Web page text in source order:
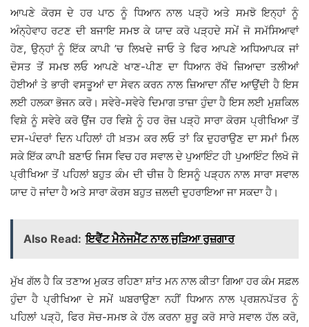
ਆਪਣੇ ਕੋਰਸ ਦੇ ਹਰ ਪਾਠ ਨੂੰ ਧਿਆਨ ਨਾਲ ਪੜ੍ਹੋ ਅਤੇ ਸਮਝੋ ਇਨ੍ਹਾਂ ਨੂੰ
ਅੰਨ੍ਹੇਵਾਹ ਰਟਣ ਦੀ ਬਜਾਇ ਸਮਝ ਕੇ ਯਾਦ ਕਰੋ ਪੜ੍ਹਦੇ ਸਮੇਂ ਜੋ ਸਮੱਸਿਆਵਾਂ
ਹੋਣ, ਉਨ੍ਹਾਂ ਨੂੰ ਇੱਕ ਕਾਪੀ ’ਚ ਲਿਖਦੇ ਜਾਓ ਤੇ ਫਿਰ ਆਪਣੇ ਅਧਿਆਪਕ ਜਾਂ
ਦੋਸਤ ਤੋਂ ਸਮਝ ਲਓ ਆਪਣੇ ਖਾਣ-ਪੀਣ ਦਾ ਧਿਆਨ ਰੱਖੋ ਜ਼ਿਆਦਾ ਤਲੀਆਂ
ਹੋਈਆਂ ਤੇ ਭਾਰੀ ਵਸਤੂਆਂ ਦਾ ਸੇਵਨ ਕਰਨ ਨਾਲ ਜ਼ਿਆਦਾ ਨੀਂਦ ਆਉਂਦੀ ਹੈ ਇਸ
ਲਈ ਹਲਕਾ ਭੋਜਨ ਕਰੋ। ਸਵੇਰੇ-ਸਵੇਰੇ ਦਿਮਾਗ ਤਾਜ਼ਾ ਹੁੰਦਾ ਹੈ ਇਸ ਲਈ ਮੁਸ਼ਕਿਲ
ਵਿਸ਼ੇ ਨੂੰ ਸਵੇਰੇ ਕਰੋ ਉਂਜ ਹਰ ਵਿਸ਼ੇ ਨੂੰ ਹਰ ਰੋਜ਼ ਪੜ੍ਹੋ ਸਾਰਾ ਕੋਰਸ ਪ੍ਰੀਖਿਆ ਤੋਂ
ਦਸ-ਪੰਦਰਾਂ ਦਿਨ ਪਹਿਲਾਂ ਹੀ ਖ਼ਤਮ ਕਰ ਲਓ ਤਾਂ ਕਿ ਦੁਹਰਾਉਣ ਦਾ ਸਮਾਂ ਮਿਲ
ਸਕੇ ਇੱਕ ਕਾਪੀ ਬਣਾਓ ਜਿਸ ਵਿਚ ਹਰ ਸਵਾਲ ਦੇ ਪੁਆਇੰਟ ਹੀ ਪੁਆਇੰਟ ਲਿਖੋ ਜੋ
ਪ੍ਰੀਖਿਆ ਤੋਂ ਪਹਿਲਾਂ ਬਹੁਤ ਕੰਮ ਦੀ ਚੀਜ਼ ਹੈ ਇਸਨੂੰ ਪੜ੍ਹਨ ਨਾਲ ਸਾਰਾ ਸਵਾਲ
ਯਾਦ ਹੋ ਜਾਂਦਾ ਹੈ ਅਤੇ ਸਾਰਾ ਕੋਰਸ ਬਹੁਤ ਜ਼ਲਦੀ ਦੁਹਰਾਇਆ ਜਾ ਸਕਦਾ ਹੈ।
Also Read: ਇਵੈਂਟ ਮੈਨੇਜਮੈਂਟ ਨਾਲ ਜੁੜਿਆ ਰੁਜ਼ਗਾਰ
ਮੁੱਖ ਗੱਲ ਹੈ ਕਿ ਤਣਾਅ ਮੁਕਤ ਰਹਿਣਾ ਸ਼ਾਂਤ ਮਨ ਨਾਲ ਕੀਤਾ ਗਿਆ ਹਰ ਕੰਮ ਸਫ਼ਲ
ਹੁੰਦਾ ਹੈ ਪ੍ਰੀਖਿਆ ਦੇ ਸਮੇਂ ਘਬਰਾਉਣਾ ਨਹੀਂ ਧਿਆਨ ਨਾਲ ਪ੍ਰਸ਼ਨਪੱਤਰ ਨੂੰ
ਪਹਿਲਾਂ ਪੜ੍ਹੋ, ਫਿਰ ਸੋਚ-ਸਮਝ ਕੇ ਹੱਲ ਕਰਨਾ ਸ਼ੁਰੂ ਕਰੋ ਸਾਰੇ ਸਵਾਲ ਹੱਲ ਕਰੋ,